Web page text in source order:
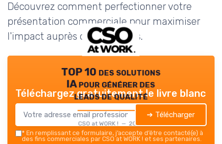
Découvrez comment perfectionner votre
présentation commerciale pour maximiser
l'impact auprès de vos clients.
TOP 10 des solutions
IA pour générer des
leads de qualité
CSO at WORK ! — 2026
Téléchargez gratuitement le livre blanc
➔ Télécharger
* En remplissant ce formulaire, j’accepte d’être contacté(e) à
des fins commerciales par CSO at WORK ! et ses partenaires.